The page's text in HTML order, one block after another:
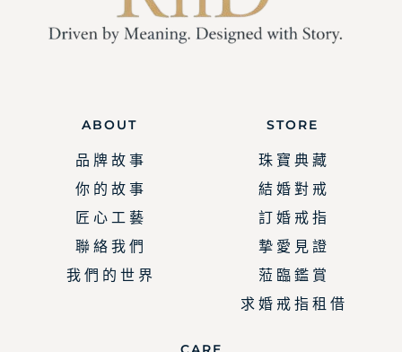
ABOUT
品 牌 故 事
你 的 故 事
匠 心 工 藝
聯 絡 我 們
我 們 的 世 界
STORE
珠 寶 典 藏
結 婚 對 戒
訂 婚 戒 指
摯 愛 見 證
蒞 臨 鑑 賞
求 婚 戒 指 租 借